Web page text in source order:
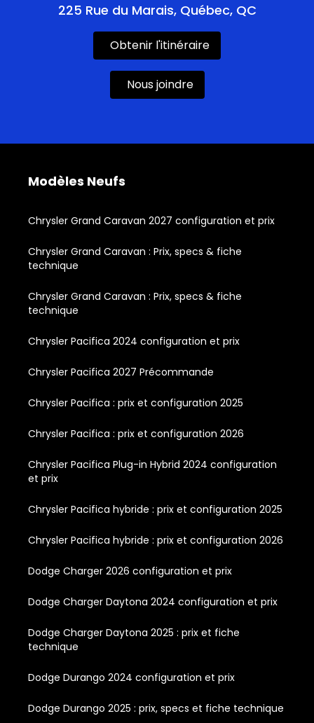
225 Rue du Marais, Québec, QC
Obtenir l'itinéraire
Nous joindre
Modèles Neufs
Chrysler Grand Caravan 2027 configuration et prix
Chrysler Grand Caravan : Prix, specs & fiche
technique
Chrysler Grand Caravan : Prix, specs & fiche
technique
Chrysler Pacifica 2024 configuration et prix
Chrysler Pacifica 2027 Précommande
Chrysler Pacifica : prix et configuration 2025
Chrysler Pacifica : prix et configuration 2026
Chrysler Pacifica Plug-in Hybrid 2024 configuration
et prix
Chrysler Pacifica hybride : prix et configuration 2025
Chrysler Pacifica hybride : prix et configuration 2026
Dodge Charger 2026 configuration et prix
Dodge Charger Daytona 2024 configuration et prix
Dodge Charger Daytona 2025 : prix et fiche
technique
Dodge Durango 2024 configuration et prix
Dodge Durango 2025 : prix, specs et fiche technique